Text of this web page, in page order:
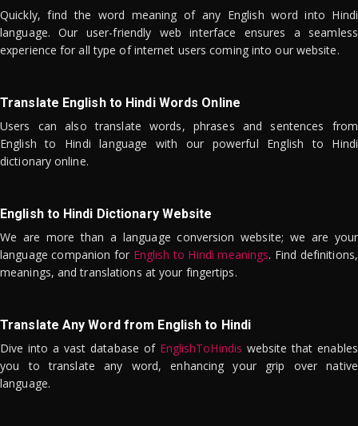
Quickly, find the word meaning of any English word into Hindi
language. Our user-friendly web interface ensures a seamless
experience for all type of internet users coming into our website.
Translate English to Hindi Words Online
Users can also translate words, phrases and sentences from
English to Hindi language with our powerful English to Hindi
dictionary online.
English to Hindi Dictionary Website
We are more than a language conversion website; we are your
language companion for English to Hindi meanings. Find definitions,
meanings, and translations at your fingertips.
Translate Any Word from English to Hindi
Dive into a vast database of EnglishToHindis website that enables
you to translate any word, enhancing your grip over native
language.